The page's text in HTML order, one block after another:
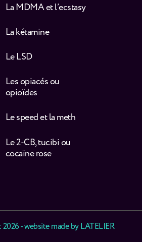
La MDMA et l’ecstasy
La kétamine
Le LSD
Les opiacés ou
opioïdes
Le speed et la meth
Le 2-CB, tucibi ou
cocaïne rose
- website made byLATELIER